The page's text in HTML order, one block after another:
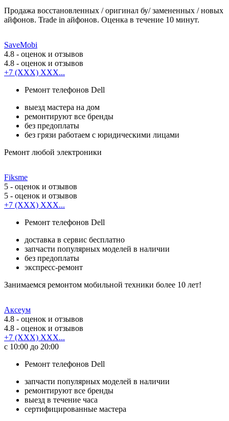
Продажа восстановленных / оригинал бу/ замененных / новых
айфонов. Trade in айфонов. Оценка в течение 10 минут.
SaveMobi
4.8 - оценок и отзывов
4.8 - оценок и отзывов
+7 (XXX) XXX...
Ремонт телефонов Dell
выезд мастера на дом
ремонтируют все бренды
без предоплаты
без грязи работаем с юридическими лицами
Ремонт любой электроники
Fiksme
5 - оценок и отзывов
5 - оценок и отзывов
+7 (XXX) XXX...
Ремонт телефонов Dell
доставка в сервис бесплатно
запчасти популярных моделей в наличии
без предоплаты
экспресс-ремонт
Занимаемся ремонтом мобильной техники более 10 лет!
Аксеум
4.8 - оценок и отзывов
4.8 - оценок и отзывов
+7 (XXX) XXX...
с 10:00 до 20:00
Ремонт телефонов Dell
запчасти популярных моделей в наличии
ремонтируют все бренды
выезд в течение часа
сертифицированные мастера